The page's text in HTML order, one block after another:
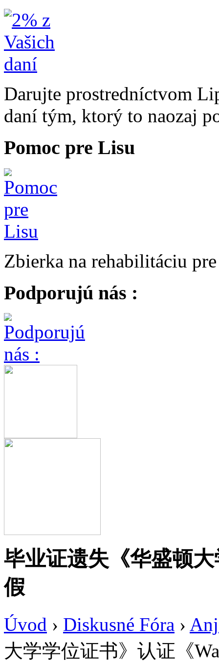
Darujte prostredníctvom
daní tým, ktorý to naozaj
Pomoc pre Lisu
Zbierka na rehabilitáciu
Podporujú nás :
毕业证遗失《华盛顿
假
Úvod › Diskusné Fóra ›
大学学位证书》认证《